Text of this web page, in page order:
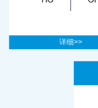
详细>>